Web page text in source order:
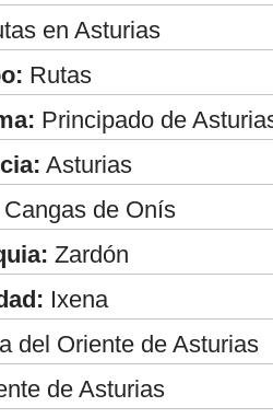
en Asturias
Rutas
Principado de
Asturias
Cangas de Onís
Zardón
Ixena
del Oriente de Asturias
de Asturias